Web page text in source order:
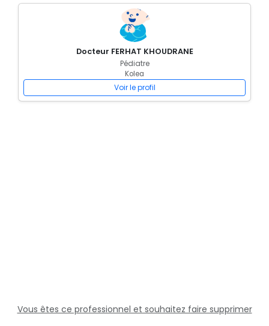
Docteur FERHAT KHOUDRANE
Pédiatre
Kolea
Voir le profil
Vous êtes ce professionnel et souhaitez faire supprimer